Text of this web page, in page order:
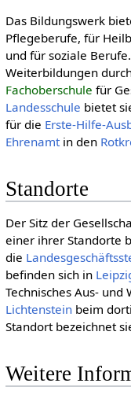
Das Bildungswerk
Pflegeberufe, für
und für soziale
Weiterbildungen
Fachoberschule für
Landesschule bietet
für die Erste-Hilfe-
Ehrenamtin den
Standorte
Der Sitz der
einer ihrer Standorte
die
befinden sich in
Technisches Aus-
Lichtensteinbeim
Standort bezeichnet
Weitere